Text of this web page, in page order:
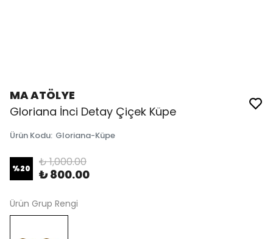
MA ATÖLYE
Gloriana İnci Detay Çiçek Küpe
Ürün Kodu: Gloriana-Küpe
%20 ₺ 1,000.00
₺ 800.00
Ürün Grup Rengi